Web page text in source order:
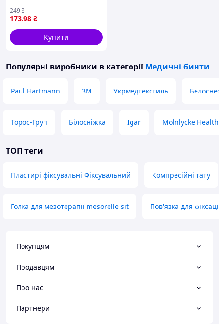
173.98 ₴
249₴
Купити
Популярні виробники в категорії Медичні бинти
Paul Hartmann 3М Укрмедтекстиль
Торос-Груп Білосніжка Igar Molnlycke
ТОП теги
Пластирі фіксувальні Фіксувальний Компресійні тату
Голка для мезотерапії mesorelle sit Пов'язка для
Покупцям
Продавцям
Про нас
Партнери